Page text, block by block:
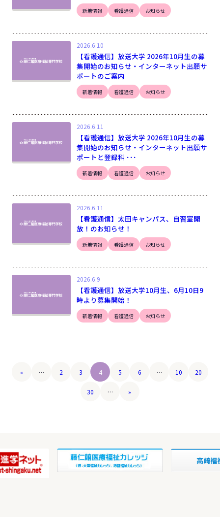
新着情報 看護通信 お知らせ
2026.6.10
【看護通信】放送大学 2026年10月生の募
集開始のお知らせ・インターネット出願サ
ポートのご案内
新着情報 看護通信 お知らせ
2026.6.11
【看護通信】放送大学 2026年10月生の募
集開始のお知らせ・インターネット出願サ
ポートと登録科 ･･･
新着情報 看護通信 お知らせ
2026.6.11
【看護通信】太田キャンパス、自習室開
放！のお知らせ！
新着情報 看護通信 お知らせ
2026.6.9
【看護通信】放送大学10月生、6月10日9
時より募集開始！
新着情報 看護通信 お知らせ
« … 2 3 4 5 6 … 10 20
30 … »